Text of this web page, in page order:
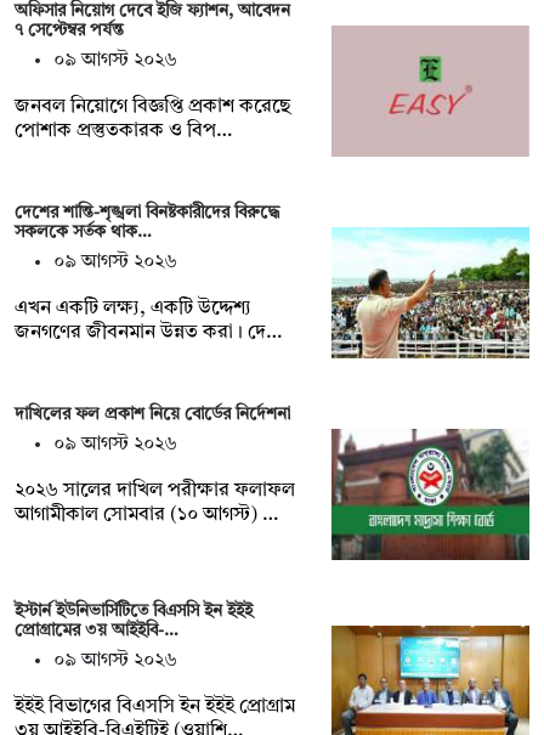
অফিসার নিয়োগ দেবে ইজি ফ্যাশন, আবেদন
৭ সেপ্টেম্বর পর্যন্ত
০৯ আগস্ট ২০২৬
জনবল নিয়োগে বিজ্ঞপ্তি প্রকাশ করেছে
পোশাক প্রস্তুতকারক ও বিপ…
দেশের শান্তি-শৃঙ্খলা বিনষ্টকারীদের বিরুদ্ধে
সকলকে সর্তক থাক…
০৯ আগস্ট ২০২৬
এখন একটি লক্ষ্য, একটি উদ্দেশ্য
জনগণের জীবনমান উন্নত করা। দে…
দাখিলের ফল প্রকাশ নিয়ে বোর্ডের নির্দেশনা
০৯ আগস্ট ২০২৬
২০২৬ সালের দাখিল পরীক্ষার ফলাফল
আগামীকাল সোমবার (১০ আগস্ট) …
ইস্টার্ন ইউনিভার্সিটিতে বিএসসি ইন ইইই
প্রোগ্রামের ৩য় আইইবি-…
০৯ আগস্ট ২০২৬
ইইই বিভাগের বিএসসি ইন ইইই প্রোগ্রাম